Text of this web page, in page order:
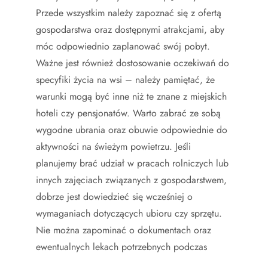
Przede wszystkim należy zapoznać się z ofertą
gospodarstwa oraz dostępnymi atrakcjami, aby
móc odpowiednio zaplanować swój pobyt.
Ważne jest również dostosowanie oczekiwań do
specyfiki życia na wsi – należy pamiętać, że
warunki mogą być inne niż te znane z miejskich
hoteli czy pensjonatów. Warto zabrać ze sobą
wygodne ubrania oraz obuwie odpowiednie do
aktywności na świeżym powietrzu. Jeśli
planujemy brać udział w pracach rolniczych lub
innych zajęciach związanych z gospodarstwem,
dobrze jest dowiedzieć się wcześniej o
wymaganiach dotyczących ubioru czy sprzętu.
Nie można zapominać o dokumentach oraz
ewentualnych lekach potrzebnych podczas